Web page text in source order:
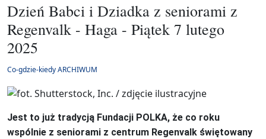
Dzień Babci i Dziadka z seniorami z
Regenvalk - Haga - Piątek 7 lutego
2025
Co-gdzie-kiedy ARCHIWUM
Jest to już tradycją Fundacji POLKA, że co roku
wspólnie z seniorami z centrum Regenvalk świętowany